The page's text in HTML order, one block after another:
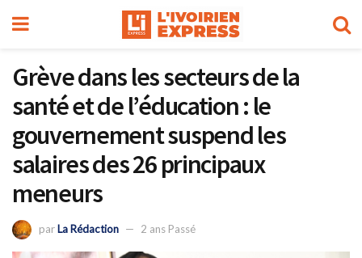
Grève dans les secteurs de la
santé et de l’éducation : le
gouvernement suspend les
salaires des 26 principaux
meneurs
parLa Rédaction 2 ans Passé